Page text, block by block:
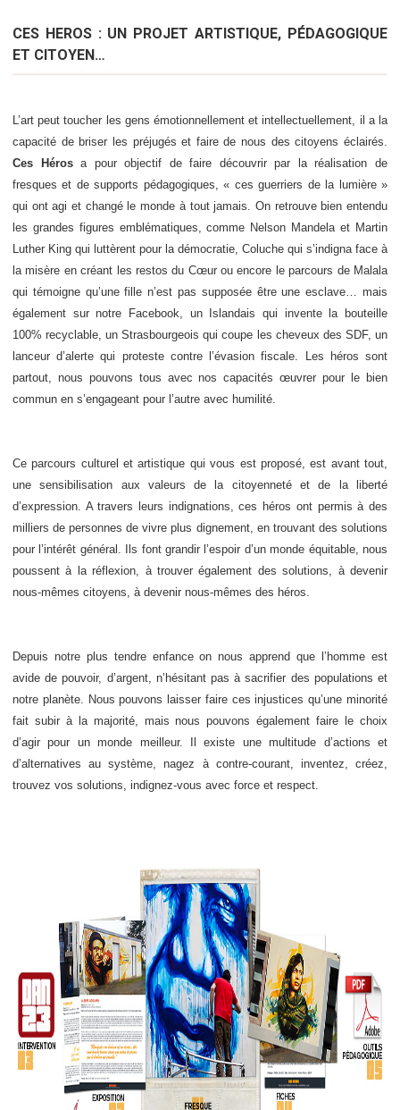
CES HEROS : UN PROJET ARTISTIQUE, PÉDAGOGIQUE
ET CITOYEN…
L’art peut toucher les gens émotionnellement et intellectuellement, il a la
capacité de briser les préjugés et faire de nous des citoyens éclairés.
Ces Hérosa pour objectif de faire découvrir par la réalisation de
fresques et de supports pédagogiques, « ces guerriers de la lumière »
qui ont agi et changé le monde à tout jamais. On retrouve bien entendu
les grandes figures emblématiques, comme Nelson Mandela et Martin
Luther King qui luttèrent pour la démocratie, Coluche qui s’indigna face à
la misère en créant les restos du Cœur ou encore le parcours de Malala
qui témoigne qu’une fille n’est pas supposée être une esclave… mais
également sur notre Facebook, un Islandais qui invente la bouteille
100% recyclable, un Strasbourgeois qui coupe les cheveux des SDF, un
lanceur d’alerte qui proteste contre l’évasion fiscale. Les héros sont
partout, nous pouvons tous avec nos capacités œuvrer pour le bien
commun en s’engageant pour l’autre avec humilité.
Ce parcours culturel et artistique qui vous est proposé, est avant tout,
une sensibilisation aux valeurs de la citoyenneté et de la liberté
d’expression. A travers leurs indignations, ces héros ont permis à des
milliers de personnes de vivre plus dignement, en trouvant des solutions
pour l’intérêt général. Ils font grandir l’espoir d’un monde équitable, nous
poussent à la réflexion, à trouver également des solutions, à devenir
nous-mêmes citoyens, à devenir nous-mêmes des héros.
Depuis notre plus tendre enfance on nous apprend que l’homme est
avide de pouvoir, d’argent, n’hésitant pas à sacrifier des populations et
notre planète. Nous pouvons laisser faire ces injustices qu’une minorité
fait subir à la majorité, mais nous pouvons également faire le choix
d’agir pour un monde meilleur. Il existe une multitude d’actions et
d’alternatives au système, nagez à contre-courant, inventez, créez,
trouvez vos solutions, indignez-vous avec force et respect.